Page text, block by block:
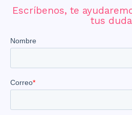
Escríbenos, te
tus